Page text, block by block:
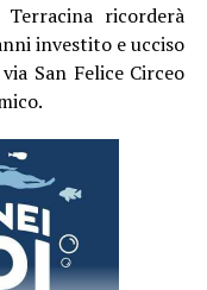
ricorderà
investito e ucciso
San Felice Circeo